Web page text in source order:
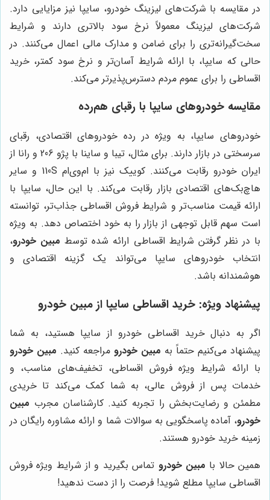
در مقایسه با شرکت‌های لیزینگ خودرو، سایپا نیز مزایایی دارد.
شرکت‌های لیزینگ معمولاً نرخ سود بالاتری دارند و شرایط
سخت‌گیرانه‌تری را برای ضامن و مدارک مالی اعمال می‌کنند. در
حالی که سایپا، با ارائه شرایط آسان‌تر و نرخ سود کمتر، خرید
اقساطی را برای عموم مردم دسترس‌پذیرتر می‌کند.
مقایسه خودروهای سایپا با رقبای هم‌رده
خودروهای سایپا، به ویژه در رده خودروهای اقتصادی، رقبای
سرسختی در بازار دارند. برای مثال، تیبا و ساینا با پژو 206 و رانا از
ایران خودرو رقابت می‌کنند. کوییک نیز با ام‌وی‌ام 110S و سایر
هاچ‌بک‌های اقتصادی بازار رقابت می‌کند. با این حال، سایپا با
ارائه قیمت مناسب‌تر و شرایط فروش اقساطی جذاب‌تر، توانسته
است سهم قابل توجهی از بازار را به خود اختصاص دهد. به ویژه
با در نظر گرفتن شرایط اقساطی ارائه شده توسط مبین خودرو،
انتخاب خودروهای سایپا می‌تواند یک گزینه اقتصادی و
هوشمندانه باشد.
پیشنهاد ویژه: خرید اقساطی سایپا از مبین خودرو
اگر به دنبال خرید اقساطی خودرو از سایپا هستید، به شما
پیشنهاد می‌کنیم حتماً به مبین خودرو مراجعه کنید. مبین خودرو
با ارائه شرایط ویژه فروش اقساطی، تخفیف‌های مناسب، و
خدمات پس از فروش عالی، به شما کمک می‌کند تا خریدی
مطمئن و رضایت‌بخش را تجربه کنید. کارشناسان مجرب مبین
خودرو، آماده پاسخگویی به سوالات شما و ارائه مشاوره رایگان در
زمینه خرید خودرو هستند.
همین حالا با مبین خودرو تماس بگیرید و از شرایط ویژه فروش
اقساطی سایپا مطلع شوید! فرصت را از دست ندهید!